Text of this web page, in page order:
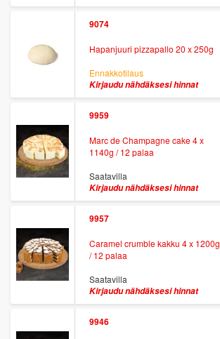
9074
Hapanjuuri pizzapallo 20 x 250g
Ennakkotilaus
Kirjaudu nähdäksesi hinnat
9959
Marc de Champagne cake 4 x
1140g / 12 palaa
Saatavilla
Kirjaudu nähdäksesi hinnat
9957
Caramel crumble kakku 4 x 1200g
/ 12 palaa
Saatavilla
Kirjaudu nähdäksesi hinnat
9946